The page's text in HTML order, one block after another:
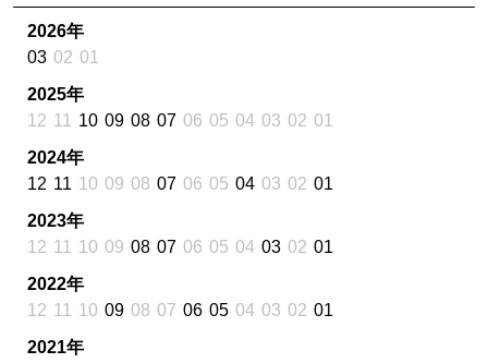
2026年
03 02 01
2025年
12 11 10 09 08 07 06 05 04 03 02 01
2024年
12 11 10 09 08 07 06 05 04 03 02 01
2023年
12 11 10 09 08 07 06 05 04 03 02 01
2022年
12 11 10 09 08 07 06 05 04 03 02 01
2021年